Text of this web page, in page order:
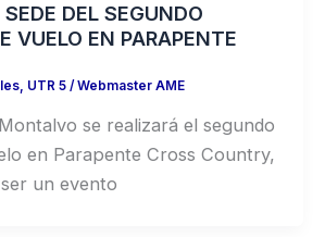
DEL SEGUNDO
VUELO EN PARAPENTE
, UTR 5/ Webmaster AME
se realizará el segundo
en Parapente Cross Country,
un evento